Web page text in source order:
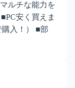
ルチな能力を
安く買えま
購入！） ■部